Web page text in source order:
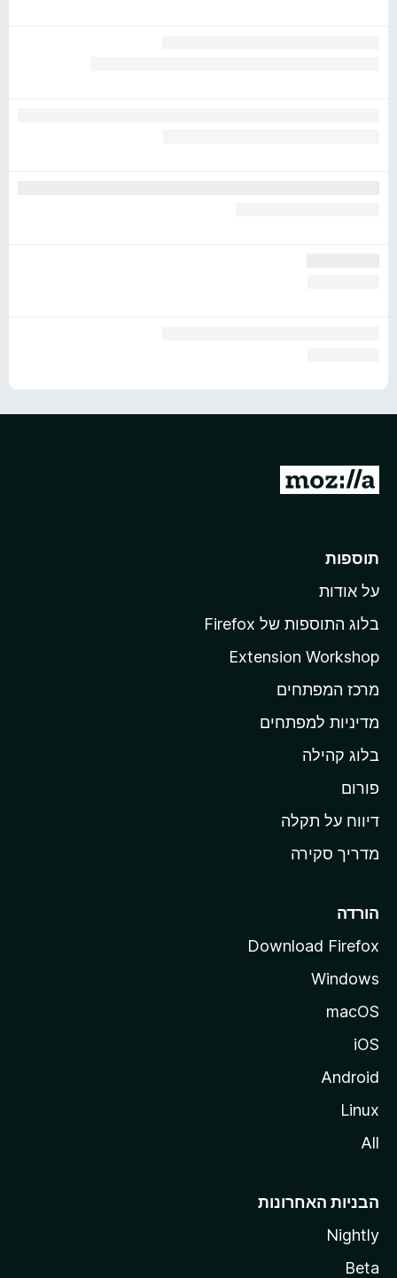
מ
ד
ף
ב
י
ת
ל
M
i
l
תוספות
על אודות
בלוג התוספות של Firefox
Extension Workshop
מרכז המפתחים
מדיניות למפתחים
בלוג קהילה
פורום
דיווח על תקלה
מדריך סקירה
הורדה
Download Firefox
Windows
macOS
iOS
Android
Linux
All
הבניות האחרונות
Nightly
Beta